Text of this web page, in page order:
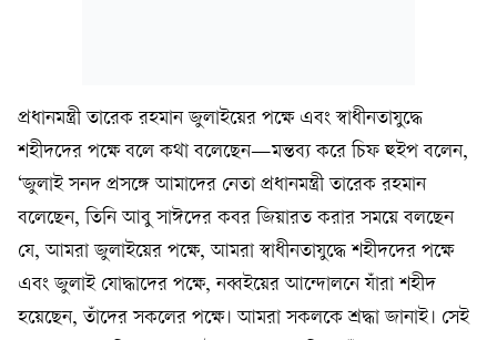
প্রধানমন্ত্রী তারেক রহমান জুলাইয়ের পক্ষে এবং স্বাধীনতাযুদ্ধে
শহীদদের পক্ষে বলে কথা বলেছেন—মন্তব্য করে চিফ হুইপ বলেন,
‘জুলাই সনদ প্রসঙ্গে আমাদের নেতা প্রধানমন্ত্রী তারেক রহমান
বলেছেন, তিনি আবু সাঈদের কবর জিয়ারত করার সময়ে বলছেন
যে, আমরা জুলাইয়ের পক্ষে, আমরা স্বাধীনতাযুদ্ধে শহীদদের পক্ষে
এবং জুলাই যোদ্ধাদের পক্ষে, নব্বইয়ের আন্দোলনে যাঁরা শহীদ
হয়েছেন, তাঁদের সকলের পক্ষে। আমরা সকলকে শ্রদ্ধা জানাই। সেই